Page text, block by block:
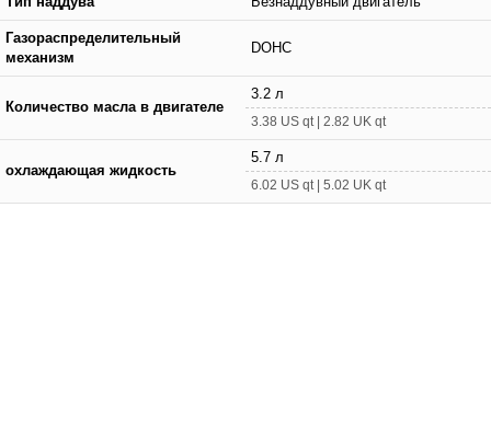
Газораспределительный
механизм
DOHC
Количество масла в двигателе
3.2 л
3.38 US qt | 2.82 UK qt
охлаждающая жидкость
5.7 л
6.02 US qt | 5.02 UK qt